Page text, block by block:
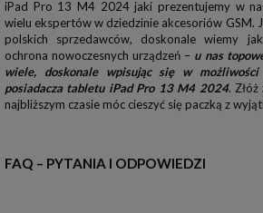
iPad Pro 13 M4 2024 jaki prezentujemy w
wielu ekspertów w dziedzinie akcesoriów GSM.
polskich sprzedawców, doskonale wiemy
ochrona nowoczesnych urządzeń – u nas
wiele, doskonale wpisując się w możliwości
posiadacza tabletu iPad Pro 13 M4 2024.
najbliższym czasie móc cieszyć się paczką z
FAQ – PYTANIA I ODPOWIEDZI